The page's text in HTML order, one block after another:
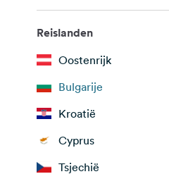
Reislanden
Oostenrijk
Bulgarije
Kroatië
Cyprus
Tsjechië